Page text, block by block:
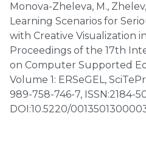
Monova-Zheleva, M.,
Learning Scenarios for
with Creative Visualization
Proceedings of the 17th
on Computer Supported
Volume 1: ERSeGEL,
989-758-746-7, ISSN:2184-
DOI:10.5220/